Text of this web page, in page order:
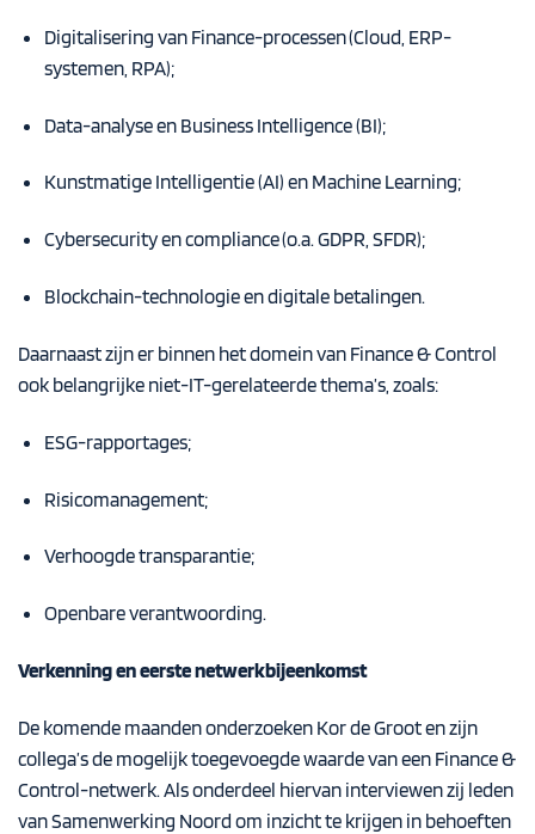
Digitalisering van Finance-processen (Cloud, ERP-
systemen, RPA);
Data-analyse en Business Intelligence (BI);
Kunstmatige Intelligentie (AI) en Machine Learning;
Cybersecurity en compliance (o.a. GDPR, SFDR);
Blockchain-technologie en digitale betalingen.
Daarnaast zijn er binnen het domein van Finance & Control
ook belangrijke niet-IT-gerelateerde thema’s, zoals:
ESG-rapportages;
Risicomanagement;
Verhoogde transparantie;
Openbare verantwoording.
Verkenning en eerste netwerkbijeenkomst
De komende maanden onderzoeken Kor de Groot en zijn
collega’s de mogelijk toegevoegde waarde van een Finance &
Control-netwerk. Als onderdeel hiervan interviewen zij leden
van Samenwerking Noord om inzicht te krijgen in behoeften